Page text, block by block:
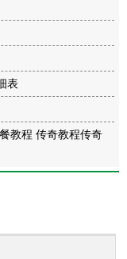
表
教程 传奇教程传奇